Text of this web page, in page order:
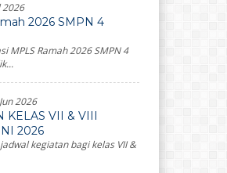
2026
2026 SMPN 4
MPLS Ramah 2026 SMPN 4
2026
KELAS VII & VIII
2026
kegiatan bagi kelas VII &